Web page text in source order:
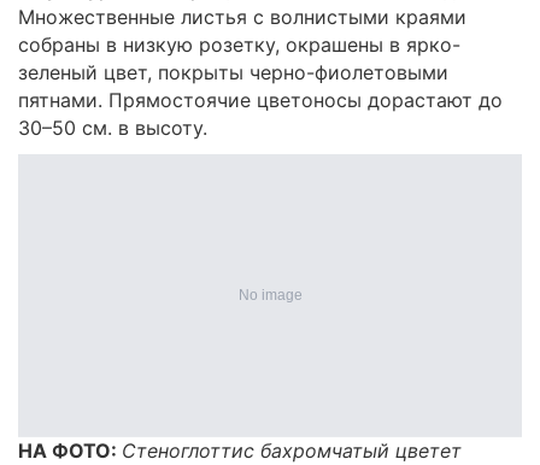
Множественные листья с волнистыми краями
собраны в низкую розетку, окрашены в ярко-
зеленый цвет, покрыты черно-фиолетовыми
пятнами. Прямостоячие цветоносы дорастают до
30–50 см. в высоту.
НА ФОТО: Стеноглоттис бахромчатый цветет